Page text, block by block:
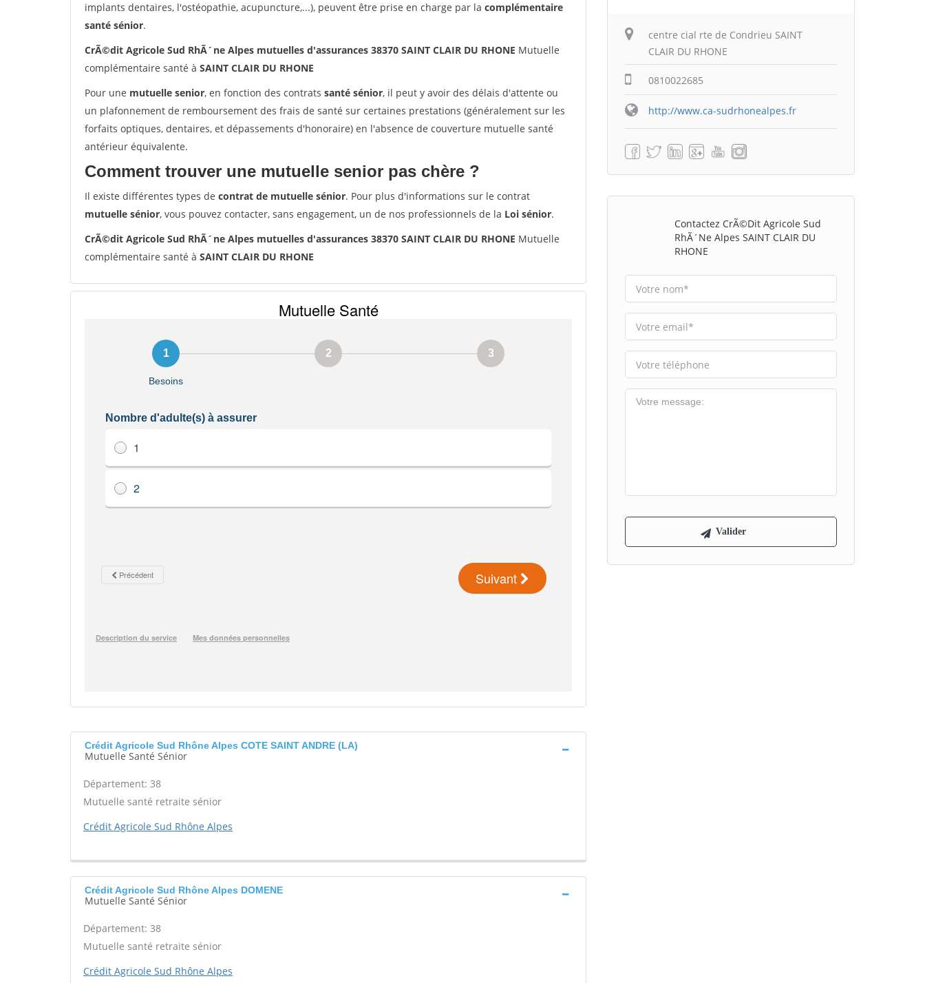
implants dentaires, l'ostéopathie, acupuncture,...), peuvent être prise en charge par la complémentaire
santé sénior.
CrÃ©dit Agricole Sud RhÃ´ne Alpes mutuelles d'assurances 38370 SAINT CLAIR DU RHONE Mutuelle
complémentaire santé à SAINT CLAIR DU RHONE
Pour une mutuelle senior, en fonction des contrats santé sénior, il peut y avoir des délais d'attente ou
un plafonnement de remboursement des frais de santé sur certaines prestations (généralement sur les
forfaits optiques, dentaires, et dépassements d'honoraire) en l'absence de couverture mutuelle santé
antérieur équivalente.
Comment trouver une mutuelle senior pas chère ?
Il existe différentes types de contrat de mutuelle sénior. Pour plus d'informations sur le contrat
mutuelle sénior, vous pouvez contacter, sans engagement, un de nos professionnels de la Loi sénior.
CrÃ©dit Agricole Sud RhÃ´ne Alpes mutuelles d'assurances 38370 SAINT CLAIR DU RHONE Mutuelle
complémentaire santé à SAINT CLAIR DU RHONE
Crédit Agricole Sud Rhône Alpes COTE SAINT ANDRE (LA)
Mutuelle Santé Sénior
Département: 38
Mutuelle santé retraite sénior
Crédit Agricole Sud Rhône Alpes
Crédit Agricole Sud Rhône Alpes DOMENE
Mutuelle Santé Sénior
Département: 38
Mutuelle santé retraite sénior
Crédit Agricole Sud Rhône Alpes
centre cial rte de Condrieu SAINT
CLAIR DU RHONE
0810022685
http://www.ca-sudrhonealpes.fr
Contactez CrÃ©dit Agricole Sud
RhÃ´ne Alpes SAINT CLAIR DU
RHONE